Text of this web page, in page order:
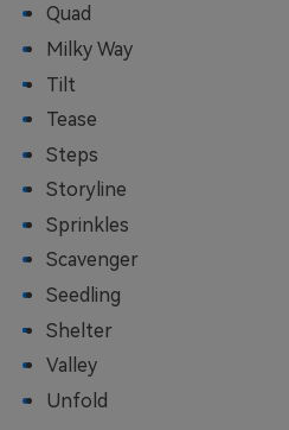
Quad
Milky Way
Tilt
Tease
Steps
Storyline
Sprinkles
Scavenger
Seedling
Shelter
Valley
Unfold